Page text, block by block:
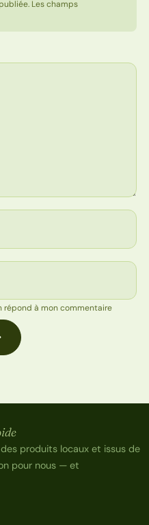
Les champs
répond à mon commentaire
produits locaux et issus de
pour nous — et